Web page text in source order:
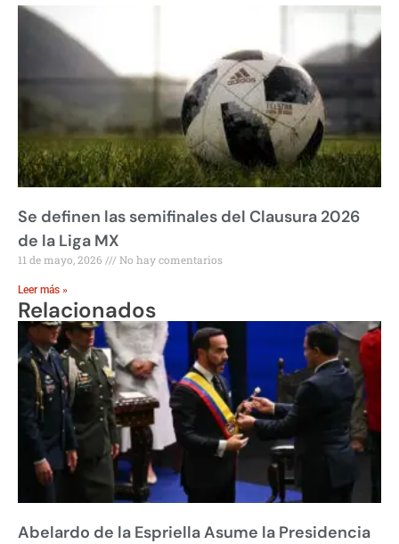
Se definen las semifinales del Clausura 2026
de la Liga MX
11 de mayo, 2026 No hay comentarios
Leer más »
Relacionados
Abelardo de la Espriella Asume la Presidencia